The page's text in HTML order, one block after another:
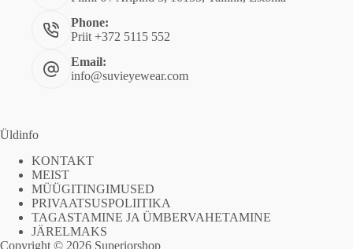
Phone:
Priit +372 5115 552
Email:
info@suvieyewear.com
Üldinfo
KONTAKT
MEIST
MÜÜGITINGIMUSED
PRIVAATSUSPOLIITIKA
TAGASTAMINE JA ÜMBERVAHETAMINE
JÄRELMAKS
Copyright © 2026 Superiorshop